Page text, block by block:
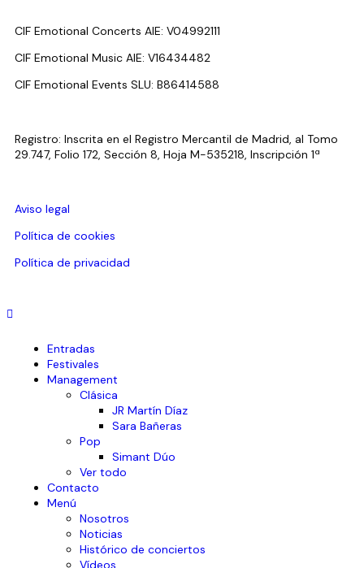
CIF Emotional Concerts AIE: V04992111
CIF Emotional Music AIE: V16434482
CIF Emotional Events SLU: B86414588
Registro: Inscrita en el Registro Mercantil de Madrid, al Tomo
29.747, Folio 172, Sección 8, Hoja M-535218, Inscripción 1ª
Aviso legal
Política de cookies
Política de privacidad
Entradas
Festivales
Management
Clásica
JR Martín Díaz
Sara Bañeras
Pop
Simant Dúo
Ver todo
Contacto
Menú
Nosotros
Noticias
Histórico de conciertos
Vídeos